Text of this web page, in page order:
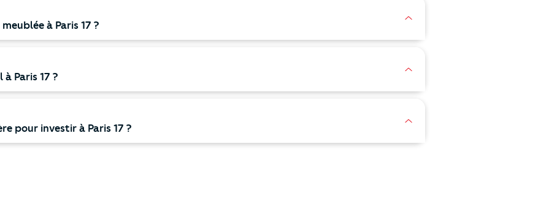
à Paris 17 ?
Paris 17 ?
pour investir à Paris 17 ?